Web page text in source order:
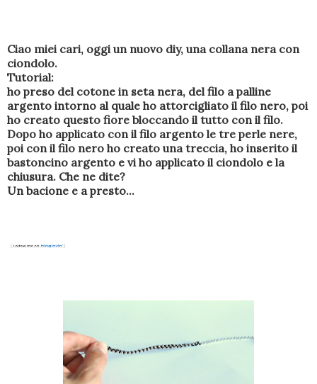
Ciao miei cari, oggi un nuovo diy, una collana nera con
ciondolo.
Tutorial:
ho preso del cotone in seta nera, del filo a palline
argento intorno al quale ho attorcigliato il filo nero, poi
ho creato questo fiore bloccando il tutto con il filo.
Dopo ho applicato con il filo argento le tre perle nere,
poi con il filo nero ho creato una treccia, ho inserito il
bastoncino argento e vi ho applicato il ciondolo e la
chiusura. Che ne dite?
Un bacione e a presto...